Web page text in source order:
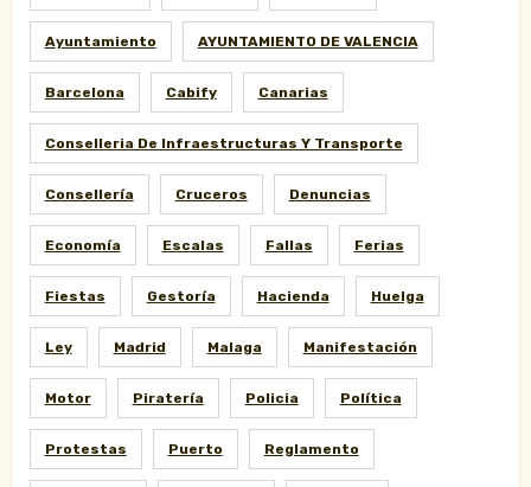
Ayuntamiento AYUNTAMIENTO DE VALENCIA
Barcelona Cabify Canarias
Conselleria De Infraestructuras Y Transporte
Consellería Cruceros Denuncias
Economía Escalas Fallas Ferias
Fiestas Gestoría Hacienda Huelga
Ley Madrid Malaga Manifestación
Motor Piratería Policia Política
Protestas Puerto Reglamento